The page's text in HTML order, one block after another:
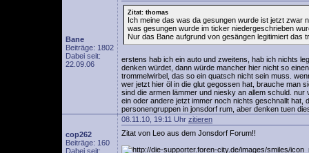
Bane
Beiträge: 1802
Dabei seit:
22.09.06
Zitat: thomas
Ich meine das was da gesungen wurde ist jetzt zwar
was gesungen wurde im ticker niedergeschrieben
Nur das Bane aufgrund von gesängen legitimiert
erstens hab ich ein auto und zweitens, hab ich nichts
denken würdet, dann würde mancher hier nicht so
trommelwirbel, das so ein quatsch nicht sein muss.
wer jetzt hier öl in die glut gegossen hat, brauche man
sind die armen lämmer und niesky an allem schuld.
ein oder andere jetzt immer noch nichts geschnallt
personengruppen in jonsdorf rum, aber denken tuen
cop262
Beiträge: 160
Dabei seit:
08.11.10, 19:11 Uhr zitieren
Zitat von Leo aus dem Jonsdorf Forum!!